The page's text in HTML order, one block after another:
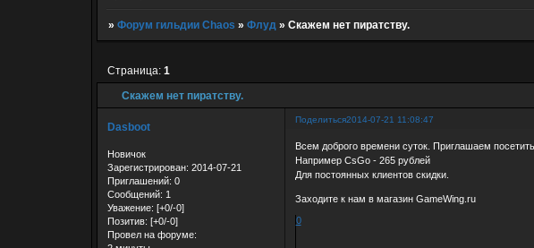
» Форум гильдии Chaos » Флуд » Скажем нет пиратству.
Скажем нет пиратству.
Страница: 1
Поделиться2014-07-21 11:08:47
Dasboot
Новичок
Зарегистрирован: 2014-07-21
Приглашений: 0
Сообщений: 1
Уважение: [+0/-0]
Позитив: [+0/-0]
Провел на форуме:
Всем доброго времени суток. Приглашаем
Например CsGo - 265 рублей
Для постоянных клиентов скидки.
Заходите к нам в магазин GameWing.ru
0